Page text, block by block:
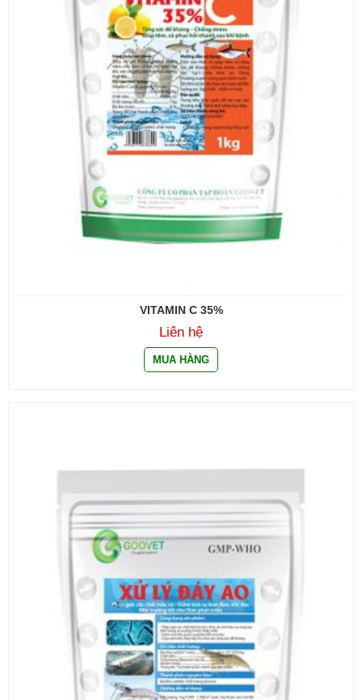
VITAMIN C 35%
Liên hệ